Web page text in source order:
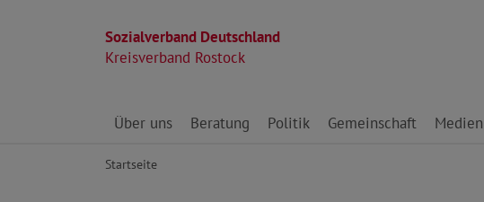
Sozialverband Deutschland
Kreisverband Rostock
Direkt zu den Inhalten springen
Über uns Beratung Politik Gemeinschaft Medien
Startseite